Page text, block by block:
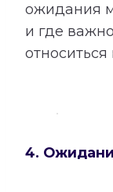
ожидания
и где
4.